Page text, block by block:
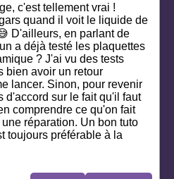
c'est tellement vrai !
quand il voit le liquide de
D'ailleurs, en parlant de
a déjà testé les plaquettes
? J'ai vu des tests
bien avoir un retour
lancer. Sinon, pour revenir
d'accord sur le fait qu'il faut
comprendre ce qu'on fait
réparation. Un bon tuto
toujours préférable à la